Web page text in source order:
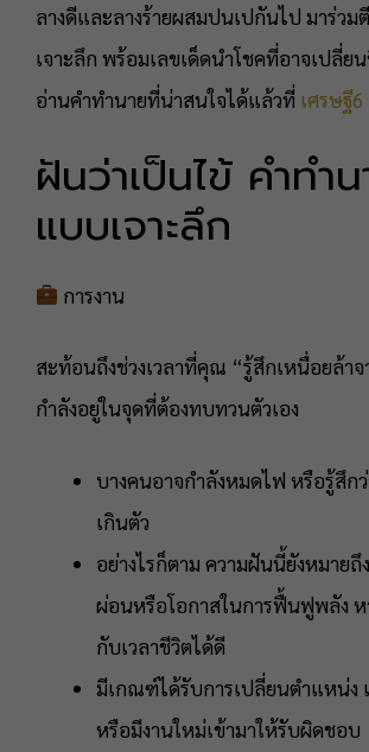
ลางดีและลางร้ายผสมปนเปกันไป มาร่ว
เจาะลึก พร้อมเลขเด็ดนำโชคที่อาจเปลี่ย
อ่านคำทำนายที่น่าสนใจได้แล้วที่ เศรษฐี6
ฝันว่าเป็นไข้ คำทำ
แบบเจาะลึก
การงาน
สะท้อนถึงช่วงเวลาที่คุณ “รู้สึกเหนื่อยล้าจ
กำลังอยู่ในจุดที่ต้องทบทวนตัวเอง
บางคนอาจกำลังหมดไฟ หรือรู้สึก
เกินตัว
อย่างไรก็ตาม ความฝันนี้ยังหมายถึ
ผ่อนหรือโอกาสในการฟื้นฟูพลัง
กับเวลาชีวิตได้ดี
มีเกณฑ์ได้รับการเปลี่ยนตำแหน่ง
หรือมีงานใหม่เข้ามาให้รับผิดชอบ